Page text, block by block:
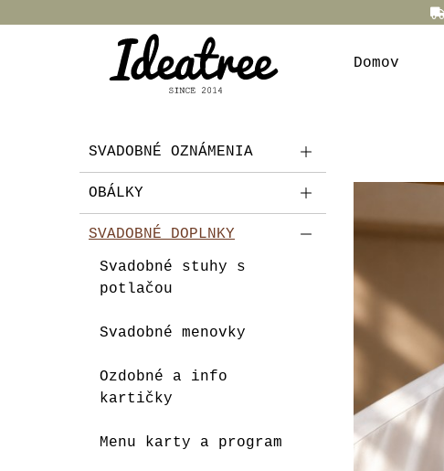
Domov
SVADOBNÉ OZNÁMENIA
OBÁLKY
SVADOBNÉ DOPLNKY
Svadobné stuhy s
potlačou
Svadobné menovky
Ozdobné a info
kartičky
Menu karty a program